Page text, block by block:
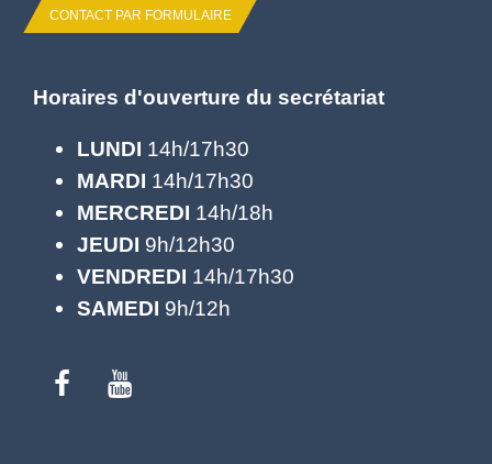
CONTACT PAR FORMULAIRE
Horaires d'ouverture du secrétariat
LUNDI 14h/17h30
MARDI 14h/17h30
MERCREDI 14h/18h
JEUDI 9h/12h30
VENDREDI 14h/17h30
SAMEDI 9h/12h